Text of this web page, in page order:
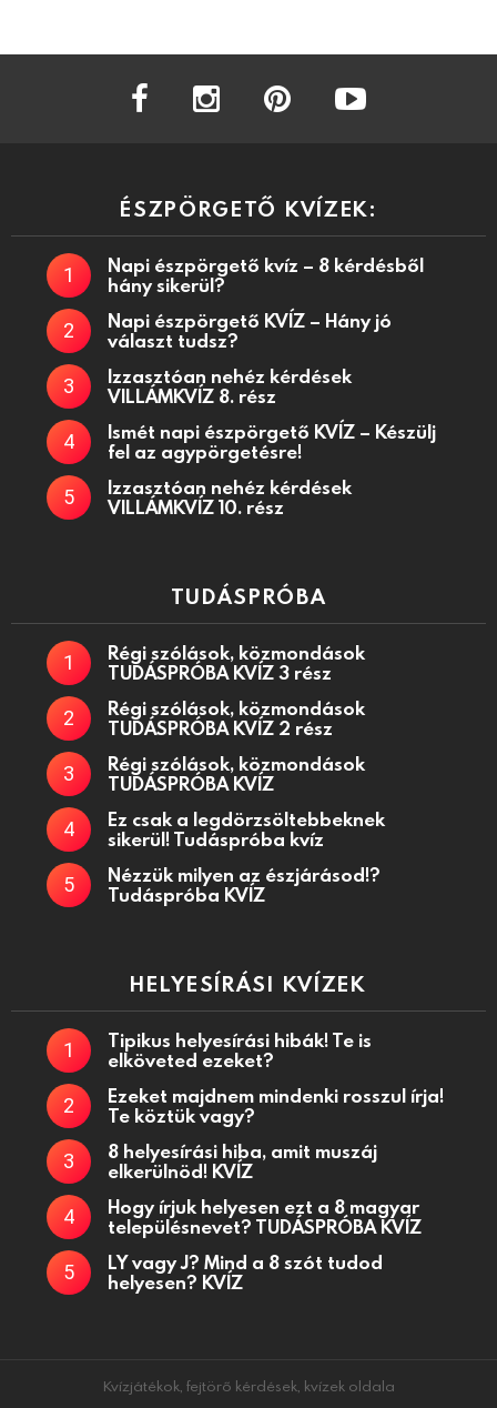
facebook instagram
ÉSZPÖRGETŐ KVÍZEK:
Napi észpörgető kvíz – 8 kérdésből
hány sikerül?
Napi észpörgető KVÍZ – Hány jó
választ tudsz?
Izzasztóan nehéz kérdések
VILLÁMKVÍZ 8. rész
Ismét napi észpörgető KVÍZ – Készülj
fel az agypörgetésre!
Izzasztóan nehéz kérdések
VILLÁMKVÍZ 10. rész
TUDÁSPRÓBA
Régi szólások, közmondások
TUDÁSPRÓBA KVÍZ 3 rész
Régi szólások, közmondások
TUDÁSPRÓBA KVÍZ 2 rész
Régi szólások, közmondások
TUDÁSPRÓBA KVÍZ
Ez csak a legdörzsöltebbeknek
sikerül! Tudáspróba kvíz
Nézzük milyen az észjárásod!?
Tudáspróba KVÍZ
HELYESÍRÁSI KVÍZEK
Tipikus helyesírási hibák! Te is
elköveted ezeket?
Ezeket majdnem mindenki rosszul írja!
Te köztük vagy?
8 helyesírási hiba, amit muszáj
elkerülnöd! KVÍZ
Hogy írjuk helyesen ezt a 8 magyar
településnevet? TUDÁSPRÓBA KVÍZ
LY vagy J? Mind a 8 szót tudod
helyesen? KVÍZ
Kvízjátékok, fejtörő kérdések, kvízek oldala